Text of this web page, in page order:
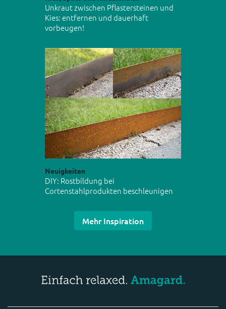
Unkraut zwischen Pflastersteinen und
Kies: entfernen und dauerhaft
vorbeugen!
Neuigkeiten
DIY: Rostbildung bei
Cortenstahlprodukten beschleunigen
Mehr Inspiration